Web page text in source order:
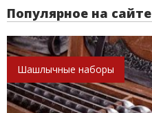
Популярное на сайте
Шашлычные наборы